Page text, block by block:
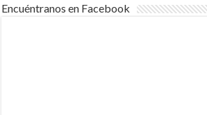
Encuéntranos en Facebook